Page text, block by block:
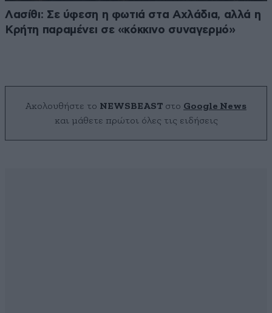
Λασίθι: Σε ύφεση η φωτιά στα Αχλάδια, αλλά η
Κρήτη παραμένει σε «κόκκινο συναγερμό»
Ακολουθήστε το NEWSBEAST στο Google News
και μάθετε πρώτοι όλες τις ειδήσεις